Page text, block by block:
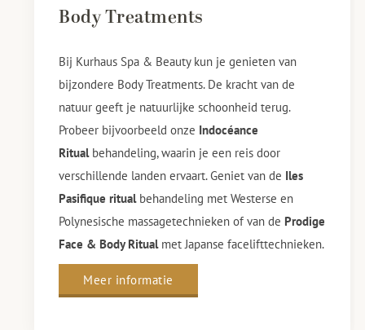
Body Treatments
Bij Kurhaus Spa & Beauty kun je genieten van
bijzondere Body Treatments. De kracht van de
natuur geeft je natuurlijke schoonheid terug.
Probeer bijvoorbeeld onze Indocéance
Ritualbehandeling, waarin je een reis door
verschillende landen ervaart. Geniet van de Iles
Pasifique ritualbehandeling met Westerse en
Polynesische massagetechnieken of van de Prodige
Face & Body Ritual met Japanse facelifttechnieken.
Meer informatie